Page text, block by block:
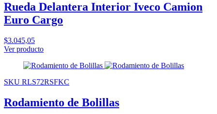
Rueda Delantera Interior Iveco Camion
Euro Cargo
$3.045,05
Ver producto
SKU RLS72RSFKC
Rodamiento de Bolillas